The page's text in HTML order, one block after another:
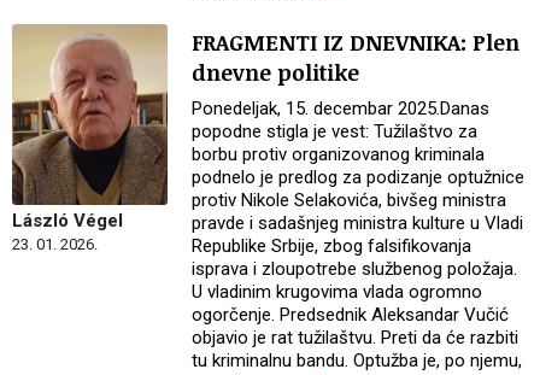
László Végel
23. 01. 2026.
FRAGMENTI IZ DNEVNIKA: Plen
dnevne politike
Ponedeljak, 15. decembar 2025.Danas
popodne stigla je vest: Tužilaštvo za
borbu protiv organizovanog kriminala
podnelo je predlog za podizanje optužnice
protiv Nikole Selakovića, bivšeg ministra
pravde i sadašnjeg ministra kulture u Vladi
Republike Srbije, zbog falsifikovanja
isprava i zloupotrebe službenog položaja.
U vladinim krugovima vlada ogromno
ogorčenje. Predsednik Aleksandar Vučić
objavio je rat tužilaštvu. Preti da će razbiti
tu kriminalnu bandu. Optužba je, po njemu,